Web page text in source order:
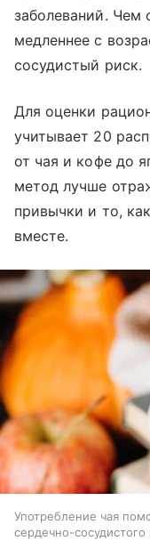
заболеваний. Чем
медленнее с
сосудистый риск.
Для оценки
учитывает 20
от чая и кофе до
метод лучше
привычки и то,
вместе.
Употребление чая
сердечно-сосудистого